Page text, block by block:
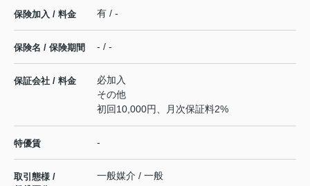
保険加入 / 料金 有 / -
保険名 / 保険期間 - / -
保証会社 / 料金
必加入
その他
初回10,000円、月次保証料2%
特優賃 -
取引態様 /
一般媒介 / 一般